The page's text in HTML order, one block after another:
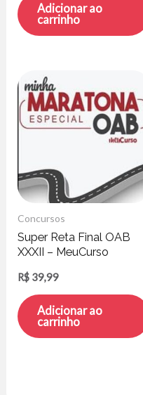
Adicionar ao
carrinho
Concursos
Super Reta Final OAB
XXXII – MeuCurso
R$ 39,99
Adicionar ao
carrinho